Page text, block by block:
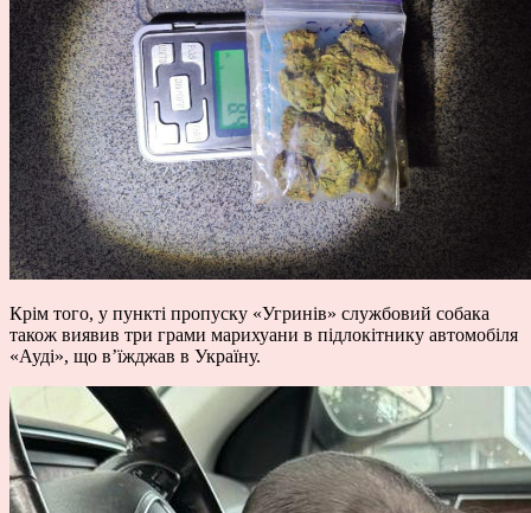
Крім того, у пункті пропуску «Угринів» службовий собака
також виявив три грами марихуани в підлокітнику автомобіля
«Ауді», що в’їжджав в Україну.